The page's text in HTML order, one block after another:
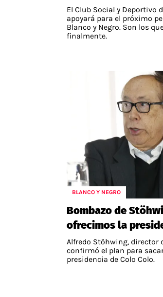
El Club Social y Deportivo
apoyará para el próximo
Blanco y Negro. Son los
finalmente.
BLANCO Y NEGRO
Bombazo de
ofrecimos la
Alfredo Stöhwing, director
confirmó el plan para
presidencia de Colo Colo.